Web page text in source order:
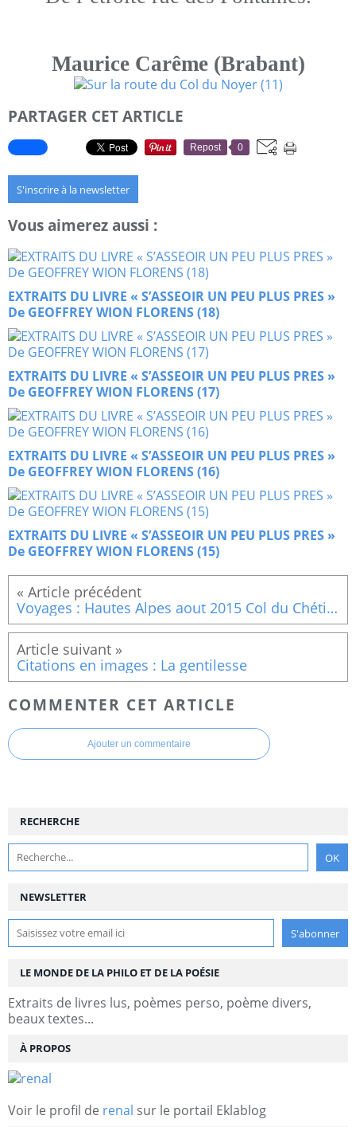
Maurice Carême (Brabant)
PARTAGER CET ARTICLE
Repost 0
S'inscrire à la newsletter
Vous aimerez aussi :
EXTRAITS DU LIVRE « S’ASSEOIR UN PEU PLUS PRES »
De GEOFFREY WION FLORENS (18)
EXTRAITS DU LIVRE « S’ASSEOIR UN PEU PLUS PRES »
De GEOFFREY WION FLORENS (17)
EXTRAITS DU LIVRE « S’ASSEOIR UN PEU PLUS PRES »
De GEOFFREY WION FLORENS (16)
EXTRAITS DU LIVRE « S’ASSEOIR UN PEU PLUS PRES »
De GEOFFREY WION FLORENS (15)
Voyages : Hautes Alpes aout 2015 Col du Chétive, Col de la Saume, La tête de Tourneau,Col de Rabou
Citations en images : La gentilesse
COMMENTER CET ARTICLE
Ajouter un commentaire
NEWSLETTER
RECHERCHE
LE MONDE DE LA PHILO ET DE LA POÉSIE
Extraits de livres lus, poèmes perso, poème divers,
beaux textes...
À PROPOS
Voir le profil de renal sur le portail Eklablog